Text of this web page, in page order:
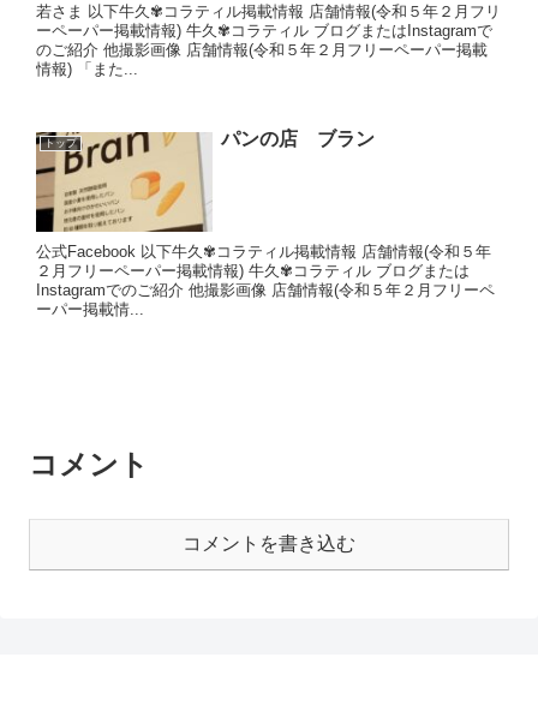
若さま 以下牛久✾コラティル掲載情報 店舗情報(令和５年２月フリ
ーペーパー掲載情報) 牛久✾コラティル ブログまたはInstagramで
のご紹介 他撮影画像 店舗情報(令和５年２月フリーペーパー掲載
情報) 「また...
トップ パンの店 ブラン
公式Facebook 以下牛久✾コラティル掲載情報 店舗情報(令和５年
２月フリーペーパー掲載情報) 牛久✾コラティル ブログまたは
Instagramでのご紹介 他撮影画像 店舗情報(令和５年２月フリーペ
ーパー掲載情...
コメント
コメントを書き込む